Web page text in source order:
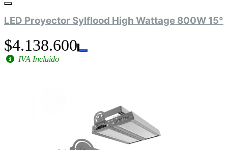
LED Proyector Sylflood High Wattage 800W 15°
$4.138.600
IVA Incluido